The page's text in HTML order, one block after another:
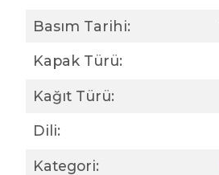
Basım Tarihi:
Kapak Türü:
Kağıt Türü:
Dili:
Kategori: